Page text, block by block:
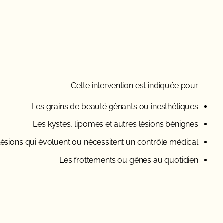
Cette intervention est indiquée pour :
Les grains de beauté gênants ou inesthétiques
Les kystes, lipomes et autres lésions bénignes
qui évoluent ou nécessitent un contrôle médical
Les frottements ou gênes au quotidien